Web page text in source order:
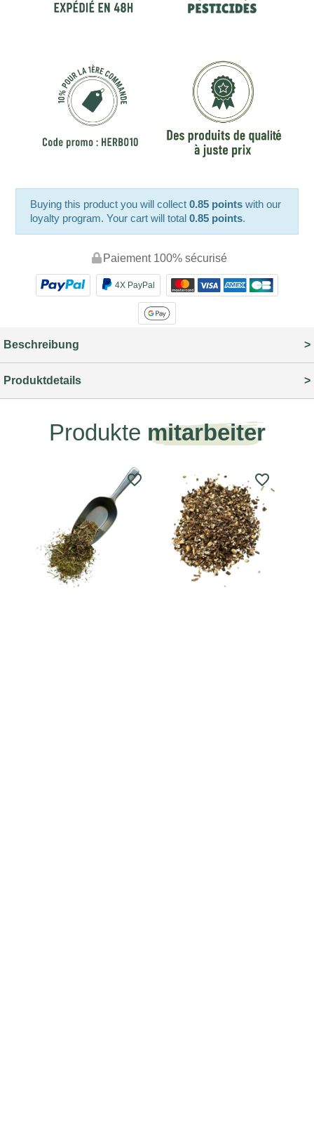
Buying this product you will collect0.85 points with our
loyalty program. Your cart will total0.85 points.
Paiement 100% sécurisé
4X PayPal
Beschreibung
Produktdetails
Produkte mitarbeiter
favorite_border favorite_border